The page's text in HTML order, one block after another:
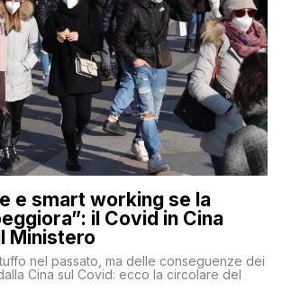
e smart working se la
il Covid in Cina
Ministero
nel passato, ma delle conseguenze dei
Cina sul Covid: ecco la circolare del